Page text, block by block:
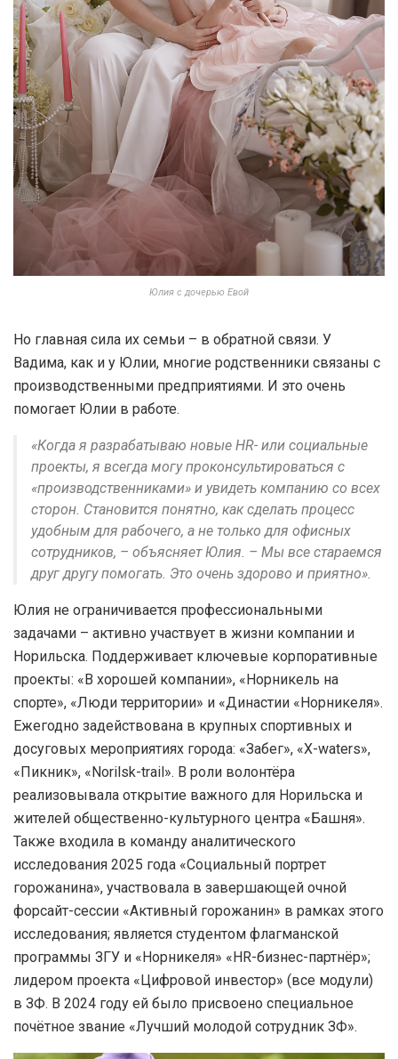
Юлия с дочерью Евой
Но главная сила их семьи – в обратной связи. У
Вадима, как и у Юлии, многие родственники связаны с
производственными предприятиями. И это очень
помогает Юлии в работе.
«Когда я разрабатываю новые HR- или социальные
проекты, я всегда могу проконсультироваться с
«производственниками» и увидеть компанию со всех
сторон. Становится понятно, как сделать процесс
удобным для рабочего, а не только для офисных
сотрудников, – объясняет Юлия. – Мы все стараемся
друг другу помогать. Это очень здорово и приятно».
Юлия не ограничивается профессиональными
задачами – активно участвует в жизни компании и
Норильска. Поддерживает ключевые корпоративные
проекты: «В хорошей компании», «Норникель на
спорте», «Люди территории» и «Династии «Норникеля».
Ежегодно задействована в крупных спортивных и
досуговых мероприятиях города: «Забег», «X-waters»,
«Пикник», «Norilsk-trail». В роли волонтёра
реализовывала открытие важного для Норильска и
жителей общественно-культурного центра «Башня».
Также входила в команду аналитического
исследования 2025 года «Социальный портрет
горожанина», участвовала в завершающей очной
форсайт-сессии «Активный горожанин» в рамках этого
исследования; является студентом флагманской
программы ЗГУ и «Норникеля» «HR-бизнес-партнёр»;
лидером проекта «Цифровой инвестор» (все модули)
в ЗФ. В 2024 году ей было присвоено специальное
почётное звание «Лучший молодой сотрудник ЗФ».